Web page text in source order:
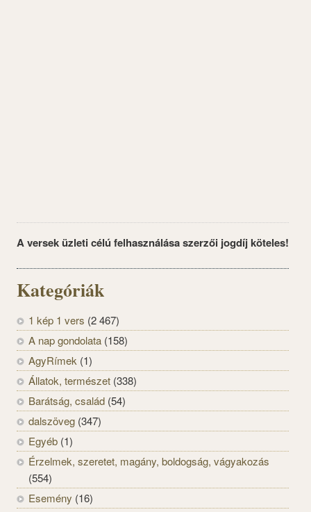
A versek üzleti célú felhasználása szerzői jogdíj köteles!
Kategóriák
1 kép 1 vers (2 467)
A nap gondolata (158)
AgyRímek (1)
Állatok, természet (338)
Barátság, család (54)
dalszöveg (347)
Egyéb (1)
Érzelmek, szeretet, magány, boldogság, vágyakozás
(554)
Esemény (16)